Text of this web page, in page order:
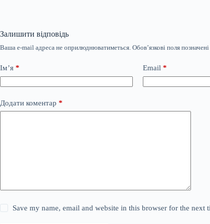
Залишити відповідь
Ваша e-mail адреса не оприлюднюватиметься. Обов’язкові поля позначені
Ім’я * Email *
Додати коментар *
Save my name, email and website in this browser for the next